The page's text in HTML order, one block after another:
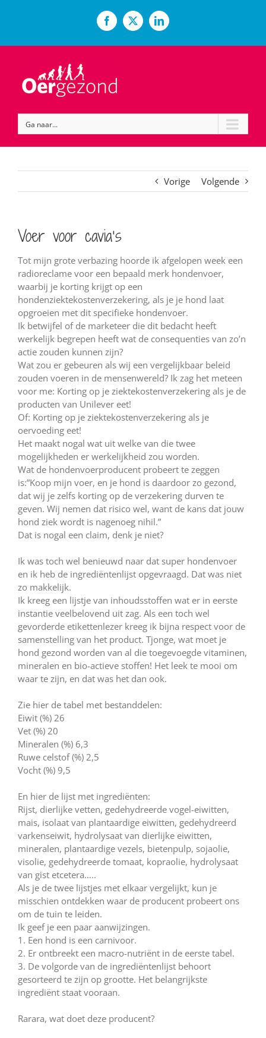
Facebook
X LinkedIn
Ga naar...
Vorige Volgende
Voer voor cavia’s
Tot mijn grote verbazing hoorde ik afgelopen week een
radioreclame voor een bepaald merk hondenvoer,
waarbij je korting krijgt op een
hondenziektekostenverzekering, als je je hond laat
opgroeien met dit specifieke hondenvoer.
Ik betwijfel of de marketeer die dit bedacht heeft
werkelijk begrepen heeft wat de consequenties van zo’n
actie zouden kunnen zijn?
Wat zou er gebeuren als wij een vergelijkbaar beleid
zouden voeren in de mensenwereld? Ik zag het meteen
voor me: Korting op je ziektekostenverzekering als je de
producten van Unilever eet!
Of: Korting op je ziektekostenverzekering als je
oervoeding eet!
Het maakt nogal wat uit welke van die twee
mogelijkheden er werkelijkheid zou worden.
Wat de hondenvoerproducent probeert te zeggen
is:”Koop mijn voer, en je hond is daardoor zo gezond,
dat wij je zelfs korting op de verzekering durven te
geven. Wij nemen dat risico wel, want de kans dat jouw
hond ziek wordt is nagenoeg nihil.”
Dat is nogal een claim, denk je niet?
Ik was toch wel benieuwd naar dat super hondenvoer
en ik heb de ingrediëntenlijst opgevraagd. Dat was niet
zo makkelijk.
Ik kreeg een lijstje van inhoudsstoffen wat er in eerste
instantie veelbelovend uit zag. Als een toch wel
gevorderde etikettenlezer kreeg ik bijna respect voor de
samenstelling van het product. Tjonge, wat moet je
hond gezond worden van al die toegevoegde vitaminen,
mineralen en bio-actieve stoffen! Het leek te mooi om
waar te zijn, en dat was het dan ook.
Zie hier de tabel met bestanddelen:
Eiwit (%) 26
Vet (%) 20
Mineralen (%) 6,3
Ruwe celstof (%) 2,5
Vocht (%) 9,5
En hier de lijst met ingrediënten:
Rijst, dierlijke vetten, gedehydreerde vogel-eiwitten,
mais, isolaat van plantaardige eiwitten, gedehydreerd
varkenseiwit, hydrolysaat van dierlijke eiwitten,
mineralen, plantaardige vezels, bietenpulp, sojaolie,
visolie, gedehydreerde tomaat, kopraolie, hydrolysaat
van gist etcetera…..
Als je de twee lijstjes met elkaar vergelijkt, kun je
misschien ontdekken waar de producent probeert ons
om de tuin te leiden.
Ik geef je een paar aanwijzingen.
1. Een hond is een carnivoor.
2. Er ontbreekt een macro-nutriënt in de eerste tabel.
3. De volgorde van de ingrediëntenlijst behoort
gesorteerd te zijn op grootte. Het belangrijkste
ingrediënt staat vooraan.
Rarara, wat doet deze producent?